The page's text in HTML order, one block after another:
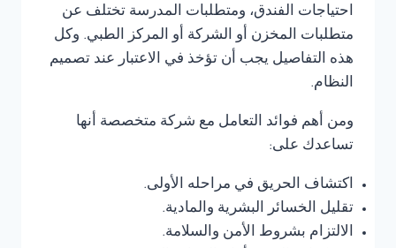
احتياجات الفندق، ومتطلبات المدرسة تختلف عن
متطلبات المخزن أو الشركة أو المركز الطبي. وكل
هذه التفاصيل يجب أن تؤخذ في الاعتبار عند تصميم
النظام.
ومن أهم فوائد التعامل مع شركة متخصصة أنها
تساعدك على:
اكتشاف الحريق في مراحله الأولى.
تقليل الخسائر البشرية والمادية.
الالتزام بشروط الأمن والسلامة.